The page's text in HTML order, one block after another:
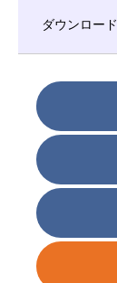
ダウンロード